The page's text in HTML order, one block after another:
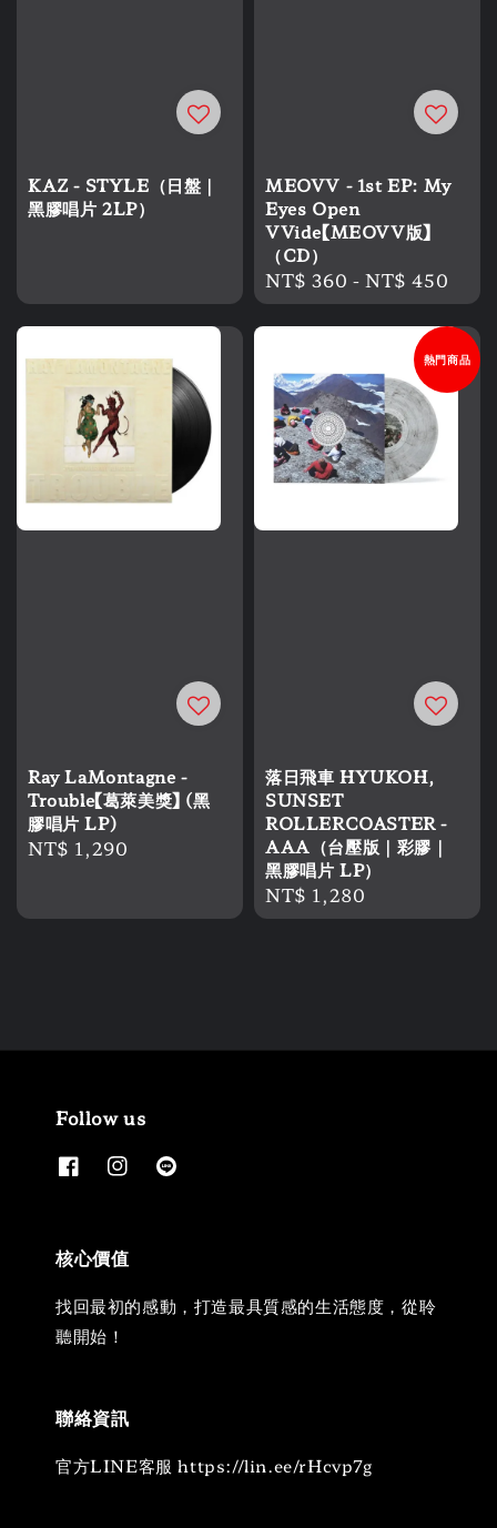
KAZ - STYLE（日盤｜
黑膠唱片 2LP）
MEOVV - 1st EP: My
Eyes Open
VVide【MEOVV版】
（CD）
Regular
price
NT$ 360 -NT$ 450
Ray LaMontagne -
Trouble【葛萊美獎】 (黑
膠唱片 LP)
Regular
NT$ 1,290
熱門商品
落日飛車 HYUKOH,
SUNSET
ROLLERCOASTER -
AAA（台壓版｜彩膠｜
黑膠唱片 LP）
Regular
price
NT$ 1,280
Follow us
核心價值
找回最初的感動，打造最具質感的生活態度，從聆
聽開始！
聯絡資訊
官方LINE客服 https://lin.ee/rHcvp7g